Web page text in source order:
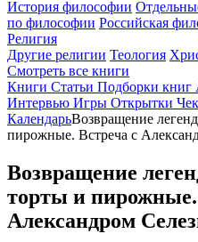
История философии
по философии Российская
Религия
Другие религии Теология
Смотреть все книги
Книги Статьи Подборки книг
Интервью Игры Открытки
КалендарьВозвращение
пирожные. Встреча с
Возвращение
торты и пирожные.
Александром